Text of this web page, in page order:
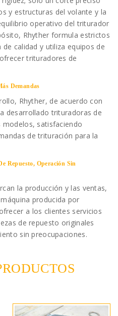
y estructuras del volante y la
operativo del triturador
Rhyther formula estrictos
calidad y utiliza equipos de
trituradores de
Demandas
Rhyther, de acuerdo con
desarrollado trituradoras de
modelos, satisfaciendo
de trituración para la
Repuesto, Operación Sin
la producción y las ventas,
producida por
a los clientes servicios
de repuesto originales
sin preocupaciones.